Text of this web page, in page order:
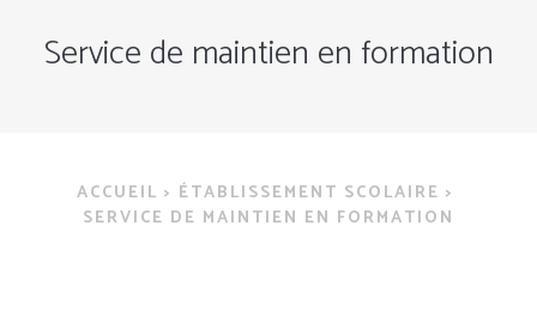
Service de maintien en formation
ACCUEIL > ÉTABLISSEMENT SCOLAIRE >
SERVICE DE MAINTIEN EN FORMATION